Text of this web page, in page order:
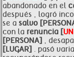
abandonado en el
después , logró
se a salvo
con la renuncia [
[PERSONA] ,
[LUGAR] . pasó